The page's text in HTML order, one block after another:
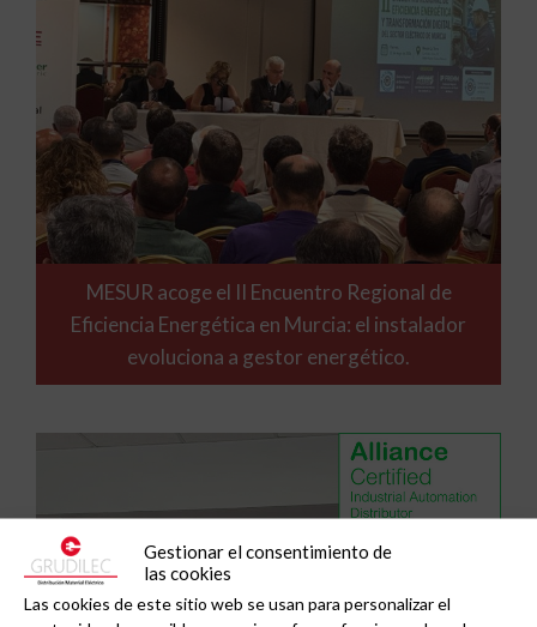
Gestionar el consentimiento de
las cookies
Las cookies de este sitio web se usan para personalizar el
MESUR acoge el II Encuentro Regional de
Eficiencia Energética en Murcia: el instalador
evoluciona a gestor energético.